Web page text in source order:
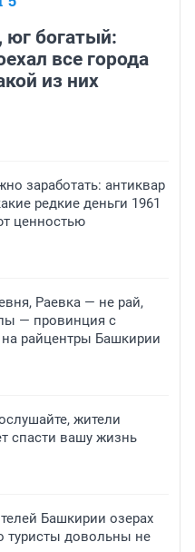
юг богатый:
все города
из них
заработать: антиквар
редкие деньги 1961
ценностью
Раевка — не рай,
— провинция с
райцентры Башкирии
жители
спасти вашу жизнь
Башкирии озерах
туристы довольны не